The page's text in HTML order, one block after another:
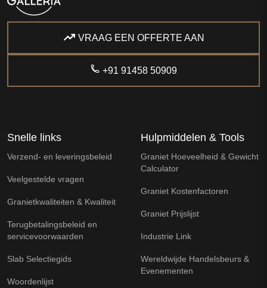
VRAAG EEN OFFERTE AAN
+91 91458 50909
Snelle links
Verzend- en leveringsbeleid
Veelgestelde vragen
Granietkwaliteiten & Kwaliteit
Terugbetalingsbeleid en
servicevoorwaarden
Slab Selectiegids
Woordenlijst
Hulpmiddelen & Tools
Graniet Hoeveelheid & Gewicht
Calculator
Graniet Kostenfactoren
Graniet Prijslijst
Industrie Link
Wereldwijde Handelsbeurs &
Evenementen